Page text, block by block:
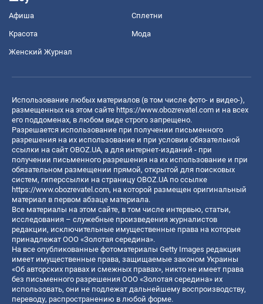
Афиша Сплетни
Красота Мода
Женский Журнал
Использование любых материалов (в том числе фото- и видео-),
размещенных на этом сайте https://www.obozrevatel.com и на всех
его поддоменах, в любом виде строго запрещено.
Разрешается использование при получении письменного
разрешения на их использование и при условии обязательной
ссылки на сайт OBOZ.UA, а для интернет-изданий - при
получении письменного разрешения на их использование и при
обязательном размещении прямой, открытой для поисковых
систем, гиперссылки на страницу OBOZ.UA по ссылке
https://www.obozrevatel.com, на которой размещен оригинальный
материал в первом абзаце материала.
Все материалы на этом сайте, в том числе интервью, статьи,
исследования – служебные произведения журналистов
редакции, исключительные имущественные права на которые
принадлежат ООО «Золотая середина».
На все опубликованные фотоматериалы Getty Images редакция
имеет имущественные права, защищаемые законом Украины
«Об авторских правах и смежных правах», никто не имеет права
без письменного разрешения ООО «Золотая середина» их
использовать, они не подлежат дальнейшему воспроизводству,
переводу, распространению в любой форме.